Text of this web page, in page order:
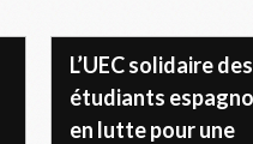
L’UEC solidaire des
étudiants
en lutte pour une